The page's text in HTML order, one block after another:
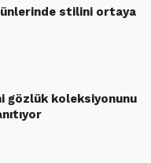
stilini ortaya
gözlük koleksiyonunu